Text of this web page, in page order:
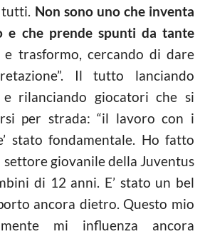
tutti. Non sono uno che inventa
e che prende spunti da tante
e trasformo, cercando di dare
Il tutto lanciando
rilanciando giocatori che si
per strada: “il lavoro con i
stato fondamentale. Ho fatto
giovanile della Juventus
di 12 anni. E’ stato un bel
ancora dietro. Questo mio
mi influenza ancora